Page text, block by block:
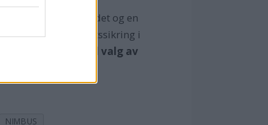
i Båtbransjeforbundet og en
generell kvalitetssikring i
Vær nøye med valg av
NIMBUS